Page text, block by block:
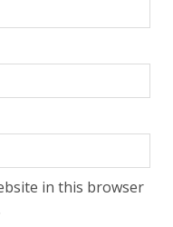
in this browser